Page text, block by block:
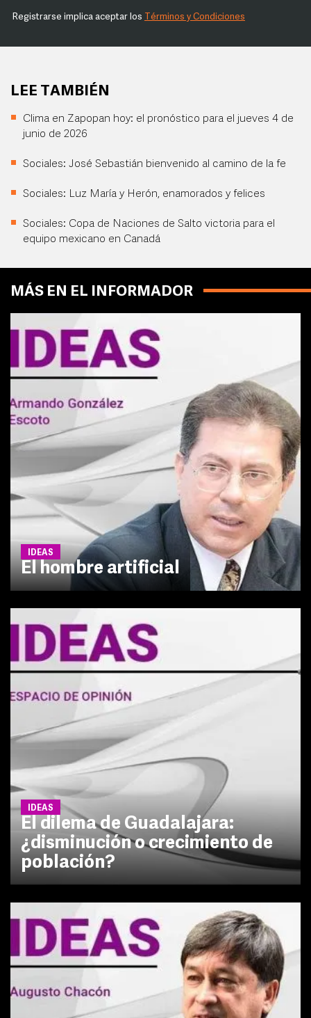
Registrarse implica aceptar los Términos y Condiciones
LEE TAMBIÉN
Clima en Zapopan hoy: el pronóstico para el jueves 4 de
junio de 2026
Sociales: José Sebastián bienvenido al camino de la fe
Sociales: Luz María y Herón, enamorados y felices
Sociales: Copa de Naciones de Salto victoria para el
equipo mexicano en Canadá
MÁS EN EL INFORMADOR
IDEAS
El hombre artificial
IDEAS
El dilema de Guadalajara:
¿disminución o crecimiento de
población?